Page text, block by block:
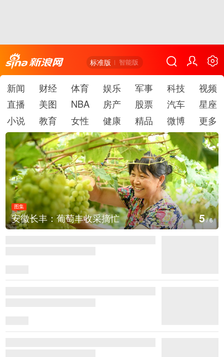
标准版 智能版
新闻 财经 体育 娱乐 军事 科技
视频
直播
美图 NBA 房产 股票 汽车
星座
小说
教育 女性 健康 精品 微博 更多
忙
图集
湖北房县：路畅景美
6/6